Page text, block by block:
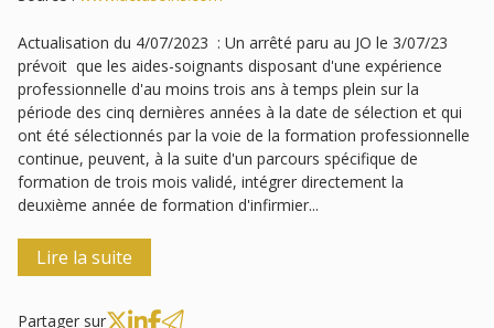
Actualisation du 4/07/2023 : Un arrêté paru au JO le 3/07/23
prévoit que les aides-soignants disposant d'une expérience
professionnelle d'au moins trois ans à temps plein sur la
période des cinq dernières années à la date de sélection et qui
ont été sélectionnés par la voie de la formation professionnelle
continue, peuvent, à la suite d'un parcours spécifique de
formation de trois mois validé, intégrer directement la
deuxième année de formation d'infirmier...
Lire la suite
Partager sur